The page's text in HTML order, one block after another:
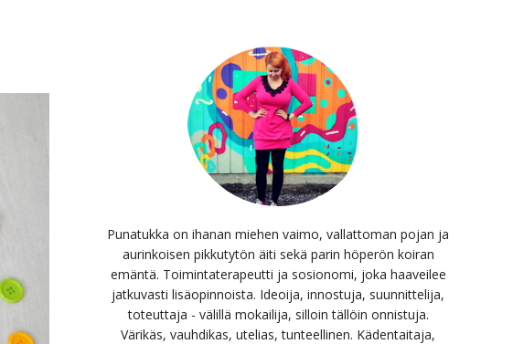
Punatukka on ihanan miehen vaimo, vallattoman pojan ja
aurinkoisen pikkutytön äiti sekä parin höperön koiran
emäntä. Toimintaterapeutti ja sosionomi, joka haaveilee
jatkuvasti lisäopinnoista. Ideoija, innostuja, suunnittelija,
toteuttaja - välillä mokailija, silloin tällöin onnistuja.
Värikäs, vauhdikas, utelias, tunteellinen. Kädentaitaja,